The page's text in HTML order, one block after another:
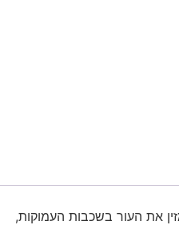
את העור בשכבות העמוקות,